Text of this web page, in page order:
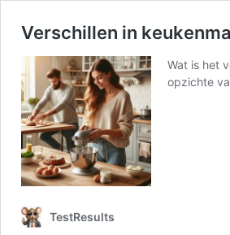
Verschillen in
Wat is het
opzichte
TestResults